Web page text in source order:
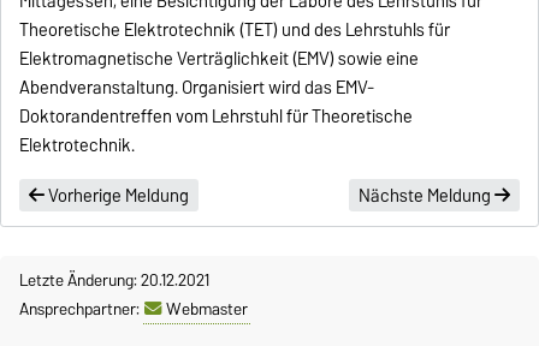
Theoretische Elektrotechnik (TET) und des Lehrstuhls für
Elektromagnetische Verträglichkeit (EMV) sowie eine
Abendveranstaltung. Organisiert wird das EMV-
Doktorandentreffen vom Lehrstuhl für Theoretische
Elektrotechnik.
Vorherige Meldung
Nächste Meldung
Letzte Änderung: 20.12.2021
Ansprechpartner:
Webmaster